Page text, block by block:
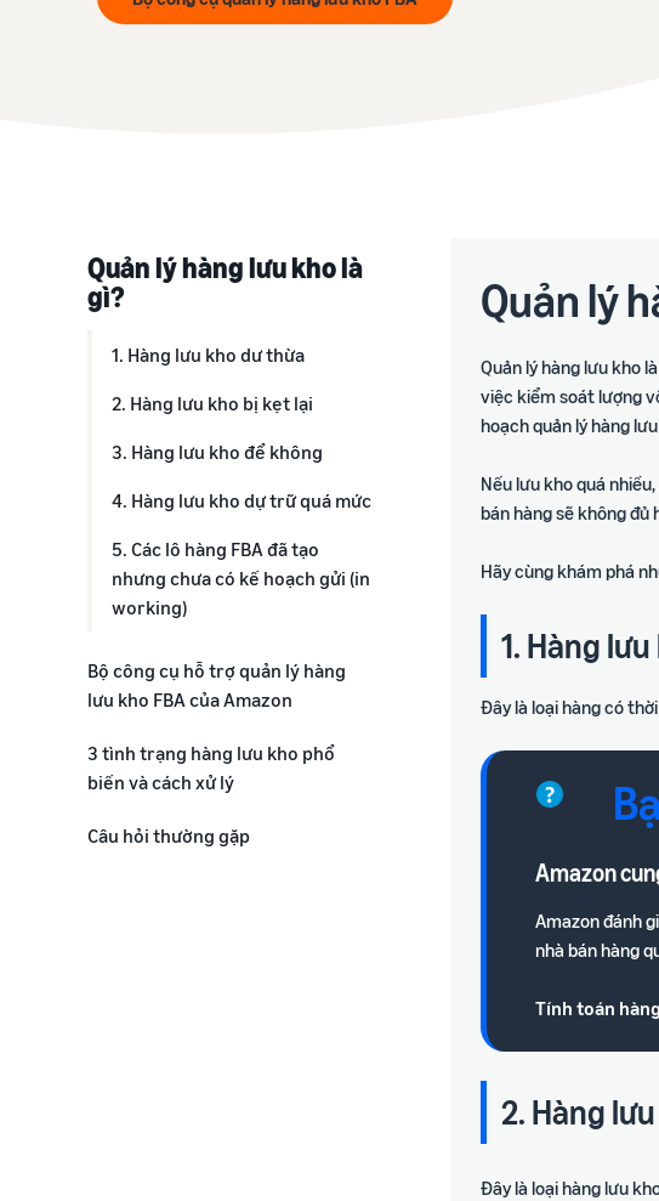
Tạo và tối ưu trang sản phẩm
Kiến
Chuẩn bị sớm, bứt phá doanh thu Ước
Chia sẻ kiến thức và bí quyết bán hàng
Quản lý hàng lưu kho là
gì?
1. Hàng lưu kho dư thừa
2. Hàng lưu kho bị kẹt lại
3. Hàng lưu kho để không
4. Hàng lưu kho dự trữ quá mức
5. Các lô hàng FBA đã tạo
nhưng chưa có kế hoạch gửi (in
working)
Bộ công cụ hỗ trợ quản lý hàng
lưu kho FBA của Amazon
3 tình trạng hàng lưu kho phổ
biến và cách xử lý
Câu hỏi thường gặp
Quản lý
Quản lý hàng lưu kho
việc kiểm soát lượng
hoạch quản lý hàng
Nếu lưu kho quá
bán hàng sẽ không đủ
Hãy cùng khám phá
1. Hàng
Đây là loại hàng có
Amazon
Amazon đánh
nhà bán hàng
Tính toán
2. Hàng
Đây là loại hàng lưu